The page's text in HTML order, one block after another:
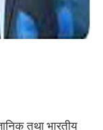
तथा भारतीय